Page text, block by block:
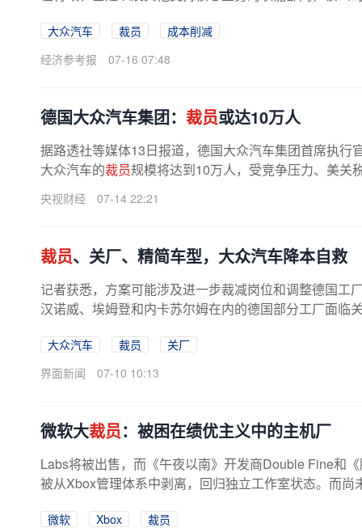
大众汽车 裁员
成本削减
经济参考报
07-16 07:48
德国大众汽车集团： 裁员或达10万人
据路透社等媒体13日报道，德国大众汽车集团首席执行
大众汽车的裁员规模将达到10万人，受竞争压力、美关
央视财经 07-14 22:21
裁员、关厂、精简车型，大众汽车降本自救
记者获悉，方案可能涉及进一步裁减岗位和调整德国工
汉诺威、埃姆登和内卡苏尔姆在内的德国部分工厂面临
大众汽车 裁员
关厂
界面新闻
07-10 10:13
微软大裁员：被困在绩优主义中的主机厂
Labs将被出售，而《午夜以南》开发商Double Fine和
被从Xbox管理体系中剥离，回归独立工作室状态。而
微软 Xbox
裁员